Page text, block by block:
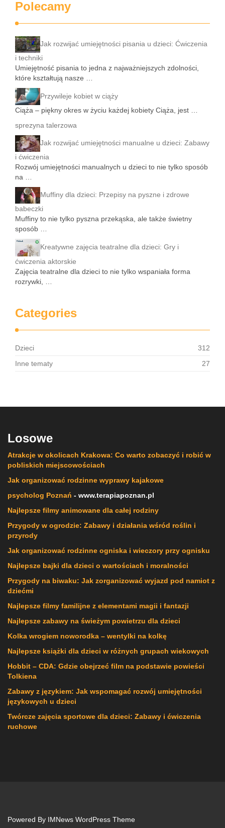
Polecamy
Jak rozwijać umiejętności pisania u dzieci: Ćwiczenia
i techniki
Umiejętność pisania to jedna z najważniejszych zdolności,
które kształtują nasze …
Przywileje kobiet w ciąży
Ciąża – piękny okres w życiu każdej kobiety Ciąża, jest …
sprezyna talerzowa
Jak rozwijać umiejętności manualne u dzieci: Zabawy
i ćwiczenia
Rozwój umiejętności manualnych u dzieci to nie tylko sposób
na …
Muffiny dla dzieci: Przepisy na pyszne i zdrowe
babeczki
Muffiny to nie tylko pyszna przekąska, ale także świetny
sposób …
Kreatywne zajęcia teatralne dla dzieci: Gry i
ćwiczenia aktorskie
Zajęcia teatralne dla dzieci to nie tylko wspaniała forma
rozrywki, …
Categories
Dzieci
312
Inne tematy
27
Losowe
Atrakcje w okolicach Krakowa: Co warto zobaczyć i robić w
pobliskich miejscowościach
Jak organizować rodzinne wyprawy kajakowe
psycholog Poznań - www.terapiapoznan.pl
Najlepsze filmy animowane dla całej rodziny
Przygody w ogrodzie: Zabawy i działania wśród roślin i
przyrody
Jak organizować rodzinne ogniska i wieczory przy ognisku
Najlepsze bajki dla dzieci o wartościach i moralności
Przygody na biwaku: Jak zorganizować wyjazd pod namiot z
dziećmi
Najlepsze filmy familijne z elementami magii i fantazji
Najlepsze zabawy na świeżym powietrzu dla dzieci
Kolka wrogiem noworodka – wentylki na kolkę
Najlepsze książki dla dzieci w różnych grupach wiekowych
Hobbit – CDA: Gdzie obejrzeć film na podstawie powieści
Tolkiena
Zabawy z językiem: Jak wspomagać rozwój umiejętności
językowych u dzieci
Twórcze zajęcia sportowe dla dzieci: Zabawy i ćwiczenia
ruchowe
Powered By IMNews WordPress Theme